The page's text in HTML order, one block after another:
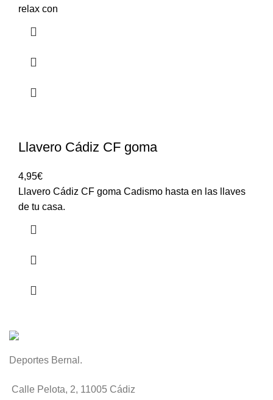
relax con
Llavero Cádiz CF goma
4,95€
Llavero Cádiz CF goma Cadismo hasta en las llaves
de tu casa.
Deportes Bernal.
Calle Pelota, 2, 11005 Cádiz